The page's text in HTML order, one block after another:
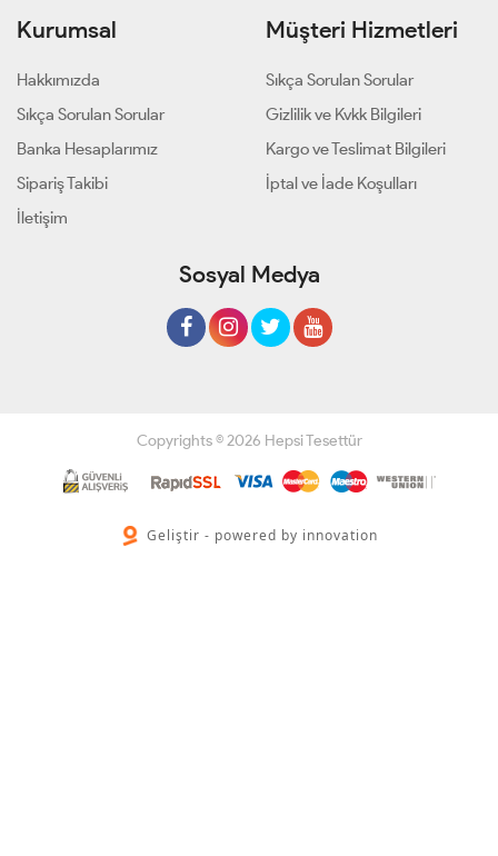
Kurumsal
Hakkımızda
Sıkça Sorulan Sorular
Banka Hesaplarımız
Sipariş Takibi
İletişim
Müşteri Hizmetleri
Sıkça Sorulan Sorular
Gizlilik ve Kvkk Bilgileri
Kargo ve Teslimat Bilgileri
İptal ve İade Koşulları
Sosyal Medya
Copyrights © 2026 Hepsi Tesettür
Geliştir - powered by innovation